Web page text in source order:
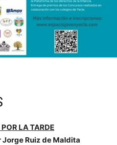
POR LATARDE
Ruiz de Maldita